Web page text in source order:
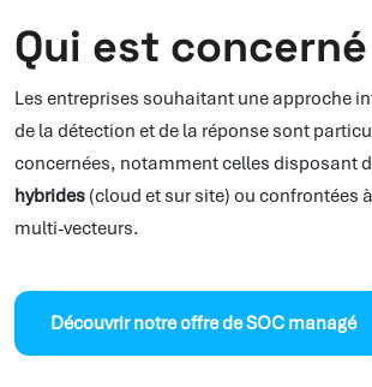
Qui est
Les entreprises souhaitant une approche
de la détection et de la réponse sont
concernées, notamment celles disposant
hybrides (cloud et sur site) ou confrontées
multi-vecteurs.
Découvrir notre offre de SOC managé